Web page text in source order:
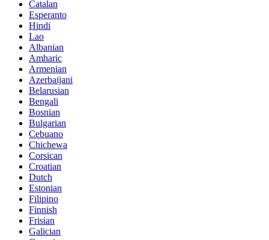
Catalan
Esperanto
Hindi
Lao
Albanian
Amharic
Armenian
Azerbaijani
Belarusian
Bengali
Bosnian
Bulgarian
Cebuano
Chichewa
Corsican
Croatian
Dutch
Estonian
Filipino
Finnish
Frisian
Galician